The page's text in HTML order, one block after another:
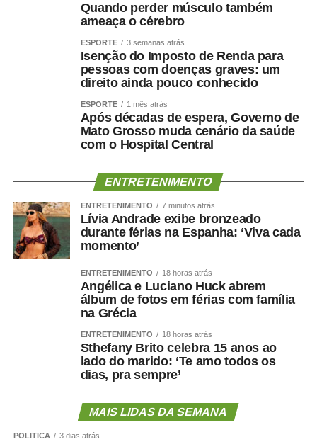
Quando perder músculo também
ameaça o cérebro
ESPORTE 3 semanas atrás
Isenção do Imposto de Renda para
pessoas com doenças graves: um
direito ainda pouco conhecido
ESPORTE 1 mês atrás
Após décadas de espera, Governo de
Mato Grosso muda cenário da saúde
com o Hospital Central
ENTRETENIMENTO
ENTRETENIMENTO 7 minutos atrás
Lívia Andrade exibe bronzeado
durante férias na Espanha: ‘Viva cada
momento’
ENTRETENIMENTO 18 horas atrás
Angélica e Luciano Huck abrem
álbum de fotos em férias com família
na Grécia
ENTRETENIMENTO 18 horas atrás
Sthefany Brito celebra 15 anos ao
lado do marido: ‘Te amo todos os
dias, pra sempre’
MAIS LIDAS DA SEMANA
POLÍTICA 3 dias atrás